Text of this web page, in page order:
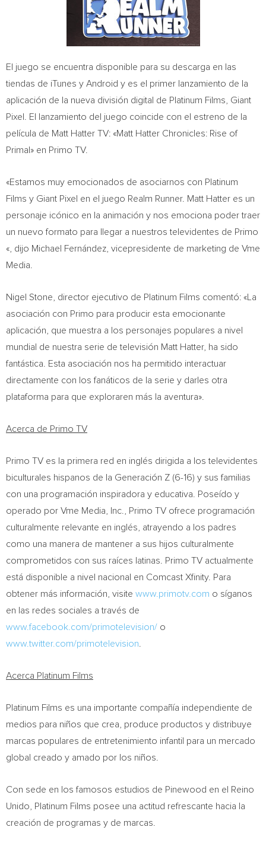
El juego se encuentra disponible para su descarga en las
tiendas de iTunes y Android y es el primer lanzamiento de la
aplicación de la nueva división digital de Platinum Films, Giant
Pixel. El lanzamiento del juego coincide con el estreno de la
película de Matt Hatter TV: «Matt Hatter Chronicles: Rise of
Primal» en Primo TV.
«Estamos muy emocionados de asociarnos con Platinum
Films y Giant Pixel en el juego Realm Runner. Matt Hatter es un
personaje icónico en la animación y nos emociona poder traer
un nuevo formato para llegar a nuestros televidentes de Primo
«, dijo Michael Fernández, vicepresidente de marketing de Vme
Media.
Nigel Stone , director ejecutivo de Platinum Films comentó: «La
asociación con Primo para producir esta emocionante
aplicación, que muestra a los personajes populares a nivel
mundial de nuestra serie de televisión Matt Hatter, ha sido
fantástica. Esta asociación nos ha permitido interactuar
directamente con los fanáticos de la serie y darles otra
plataforma para que exploraren más la aventura».
Acerca de Primo TV
Primo TV es la primera red en inglés dirigida a los televidentes
biculturales hispanos de la Generación Z (6-16) y sus familias
con una programación inspiradora y educativa. Poseído y
operado por Vme Media, Inc., Primo TV ofrece programación
culturalmente relevante en inglés, atrayendo a los padres
como una manera de mantener a sus hijos culturalmente
comprometidos con sus raíces latinas. Primo TV actualmente
está disponible a nivel nacional en Comcast Xfinity. Para
obtener más información, visite www.primotv.com o síganos
en las redes sociales a través de
www.facebook.com/primotelevision/ o
www.twitter.com/primotelevision
Acerca Platinum Films
Platinum Films es una importante compañía independiente de
medios para niños que crea, produce productos y distribuye
marcas populares de entretenimiento infantil para un mercado
global creado y amado por los niños.
Con sede en los famosos estudios de Pinewood en el Reino
Unido, Platinum Films posee una actitud refrescante hacia la
creación de programas y de marcas.